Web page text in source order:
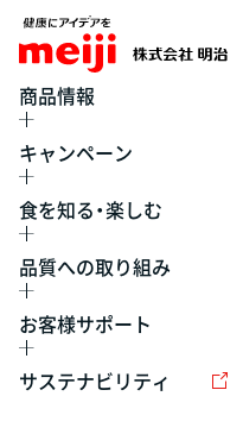
商品情報
キャンペーン
食を知る・楽しむ
品質への取り組み
お客様サポート
サステナビリティ